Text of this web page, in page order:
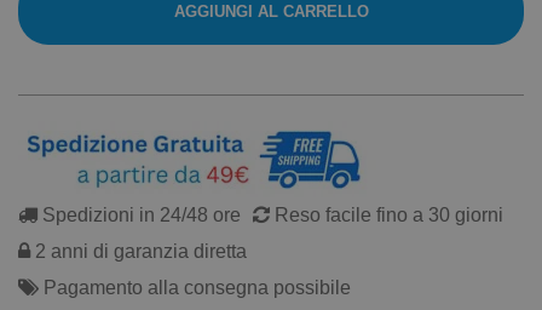
AGGIUNGI AL CARRELLO
Spedizioni in 24/48 ore
Reso facile fino a 30 giorni
2 anni di garanzia diretta
Pagamento alla consegna possibile